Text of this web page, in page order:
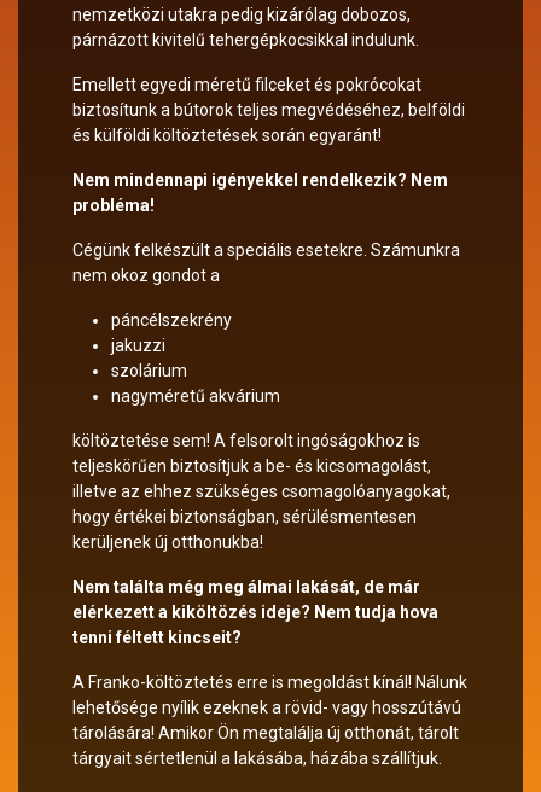
nemzetközi utakra pedig kizárólag dobozos,
párnázott kivitelű tehergépkocsikkal indulunk.
Emellett egyedi méretű filceket és pokrócokat
biztosítunk a bútorok teljes megvédéséhez, belföldi
és külföldi költöztetések során egyaránt!
Nem mindennapi igényekkel rendelkezik? Nem
probléma!
Cégünk felkészült a speciális esetekre. Számunkra
nem okoz gondot a
páncélszekrény
jakuzzi
szolárium
nagyméretű akvárium
költöztetése sem! A felsorolt ingóságokhoz is
teljeskörűen biztosítjuk a be- és kicsomagolást,
illetve az ehhez szükséges csomagolóanyagokat,
hogy értékei biztonságban, sérülésmentesen
kerüljenek új otthonukba!
Nem találta még meg álmai lakását, de már
elérkezett a kiköltözés ideje? Nem tudja hova
tenni féltett kincseit?
A Franko-költöztetés erre is megoldást kínál! Nálunk
lehetősége nyílik ezeknek a rövid- vagy hosszútávú
tárolására! Amikor Ön megtalálja új otthonát, tárolt
tárgyait sértetlenül a lakásába, házába szállítjuk.